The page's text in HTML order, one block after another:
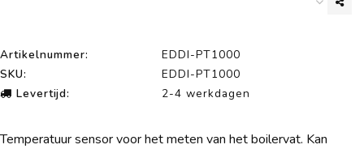
Artikelnummer:
EDDI-PT1000
SKU:
EDDI-PT1000
Levertijd:
2-4 werkdagen
Temperatuur sensor voor het meten van het boilervat. Kan